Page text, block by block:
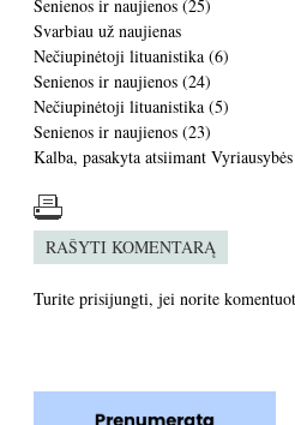
Senienos ir naujienos (25)
Svarbiau už naujienas
Nečiupinėtoji lituanistika (6)
Senienos ir naujienos (24)
Nečiupinėtoji lituanistika (5)
Senienos ir naujienos (23)
Kalba, pasakyta atsiimant
RAŠYTI KOMENTARĄ
Turite prisijungti, jei norite